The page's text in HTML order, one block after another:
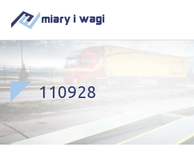
110928